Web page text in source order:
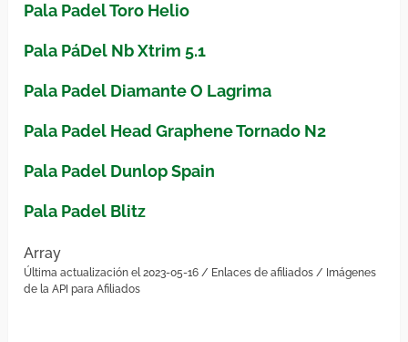
Pala Padel Toro Helio
Pala PáDel Nb Xtrim 5.1
Pala Padel Diamante O Lagrima
Pala Padel Head Graphene Tornado N2
Pala Padel Dunlop Spain
Pala Padel Blitz
Array
Última actualización el 2023-05-16 / Enlaces de afiliados / Imágenes
de la API para Afiliados